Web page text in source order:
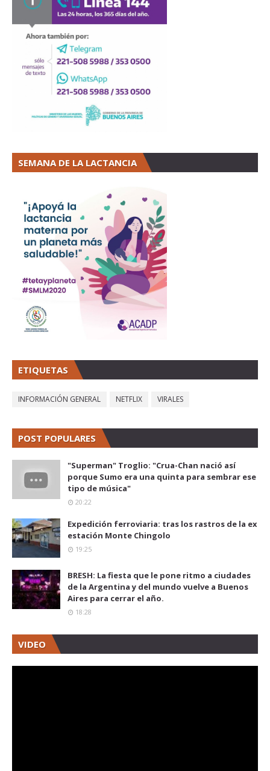
SEMANA DE LA LACTANCIA
ETIQUETAS
INFORMACIÓN GENERAL NETFLIX VIRALES
POST POPULARES
"Superman" Troglio: "Crua-Chan nació así
porque Sumo era una quinta para sembrar ese
tipo de música"
20:22
Expedición ferroviaria: tras los rastros de la ex
estación Monte Chingolo
19:25
BRESH: La fiesta que le pone ritmo a ciudades
de la Argentina y del mundo vuelve a Buenos
Aires para cerrar el año.
18:28
VIDEO